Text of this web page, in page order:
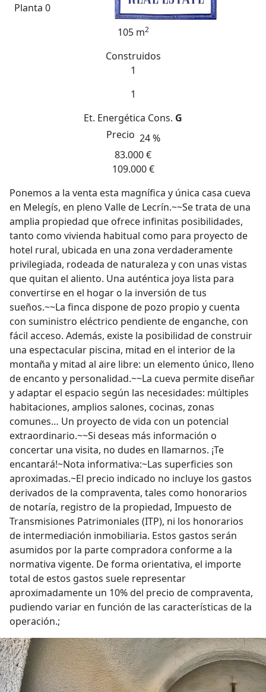
Planta 0
105 m2
Construidos
1
1
Et. Energética Cons. G
Precio 24 %
83.000 €
109.000 €
Ponemos a la venta esta magnífica y única casa cueva
en Melegís, en pleno Valle de Lecrín.~~Se trata de una
amplia propiedad que ofrece infinitas posibilidades,
tanto como vivienda habitual como para proyecto de
hotel rural, ubicada en una zona verdaderamente
privilegiada, rodeada de naturaleza y con unas vistas
que quitan el aliento. Una auténtica joya lista para
convertirse en el hogar o la inversión de tus
sueños.~~La finca dispone de pozo propio y cuenta
con suministro eléctrico pendiente de enganche, con
fácil acceso. Además, existe la posibilidad de construir
una espectacular piscina, mitad en el interior de la
montaña y mitad al aire libre: un elemento único, lleno
de encanto y personalidad.~~La cueva permite diseñar
y adaptar el espacio según las necesidades: múltiples
habitaciones, amplios salones, cocinas, zonas
comunes… Un proyecto de vida con un potencial
extraordinario.~~Si deseas más información o
concertar una visita, no dudes en llamarnos. ¡Te
encantará!~Nota informativa:~Las superficies son
aproximadas.~El precio indicado no incluye los gastos
derivados de la compraventa, tales como honorarios
de notaría, registro de la propiedad, Impuesto de
Transmisiones Patrimoniales (ITP), ni los honorarios
de intermediación inmobiliaria. Estos gastos serán
asumidos por la parte compradora conforme a la
normativa vigente. De forma orientativa, el importe
total de estos gastos suele representar
aproximadamente un 10% del precio de compraventa,
pudiendo variar en función de las características de la
operación.;